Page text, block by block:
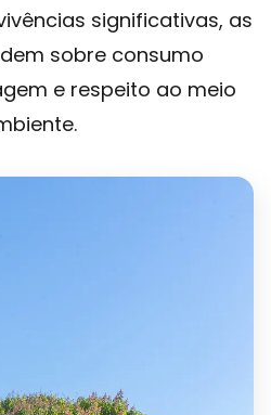
significativas, as
sobre consumo
e respeito ao meio